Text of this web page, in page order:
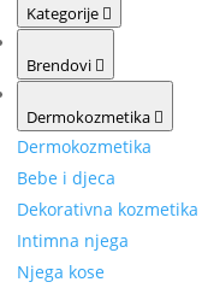
Kategorije
Brendovi
Dermokozmetika
Dermokozmetika
Bebe i djeca
Dekorativna kozmetika
Intimna njega
Njega kose